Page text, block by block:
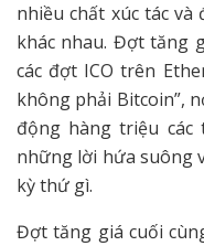
nhiều chất xúc tác và
khác nhau. Đợt tăng
các đợt ICO trên
không phải Bitcoin”,
động hàng triệu
những lời hứa suông
kỳ thứ gì.
Đợt tăng giá cuối